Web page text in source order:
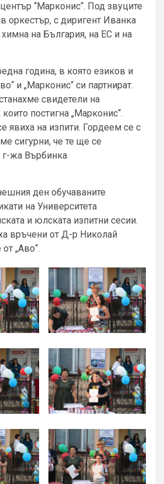
“Марконис“. Под звуците
оркестър, с диригент Иванка
на България, на ЕС и на
година, в която езиков и
и „Марконис“ си партнират.
свидетели на
постигна „Марконис“.
явиха на изпити. Гордеем се с
сигурни, че те ще се
г-жа Върбинка
ден обучаваните
на Университета
и юлската изпитни сесии.
връчени от Д-р Николай
„Аво“.